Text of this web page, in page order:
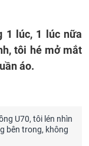
1 lúc, 1 lúc nữa
tôi hé mở mắt
áo.
U70, tôi lén nhìn
bên trong, không